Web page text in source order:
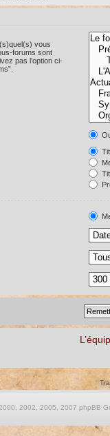
vous
forums sont
pas l’option ci-
2002, 2005, 2007 phpBB